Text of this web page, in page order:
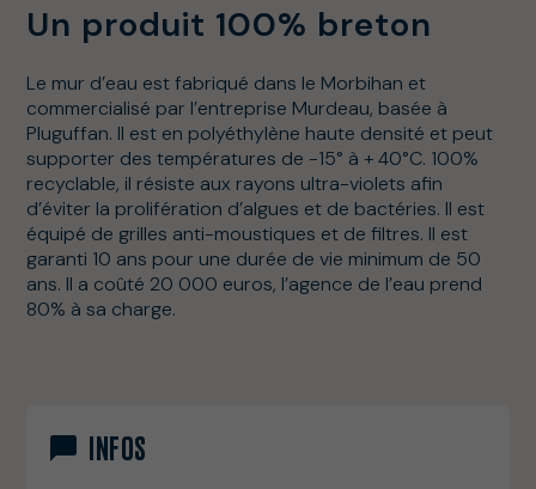
INFOS
Un produit 100% breton
Le mur d’eau est fabriqué dans le Morbihan et
commercialisé par l’entreprise Murdeau, basée à
Pluguffan. Il est en polyéthylène haute densité et peut
supporter des températures de -15° à + 40°C. 100%
recyclable, il résiste aux rayons ultra-violets afin
d’éviter la prolifération d’algues et de bactéries. Il est
équipé de grilles anti-moustiques et de filtres. Il est
garanti 10 ans pour une durée de vie minimum de 50
ans. Il a coûté 20 000 euros, l’agence de l’eau prend
80% à sa charge.